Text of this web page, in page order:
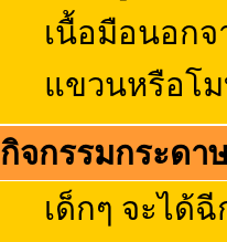
เนื้อมือนอกจ
แขวนหรือโม
กิจกรรมกระดา
เด็กๆ จะได้